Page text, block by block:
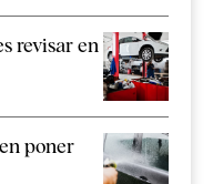
revisar en
poner